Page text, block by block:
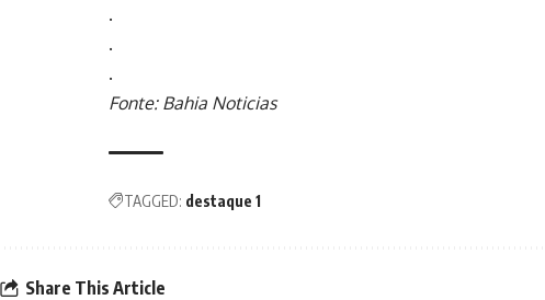
.
.
.
Fonte: Bahia Noticias
TAGGED: destaque 1
Share This Article